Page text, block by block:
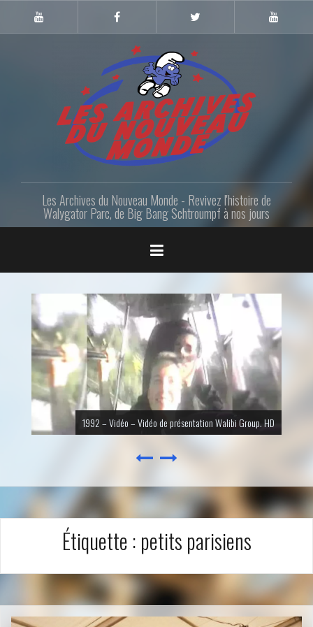
content
Youtube
Gazette
Facebook
Youtube
LANM
Les Archives du Nouveau Monde - Revivez l'histoire de
Walygator Parc, de Big Bang Schtroumpf à nos jours
1992 – Vidéo – Vidéo de présentation Walibi Group. HD
Étiquette : petits parisiens